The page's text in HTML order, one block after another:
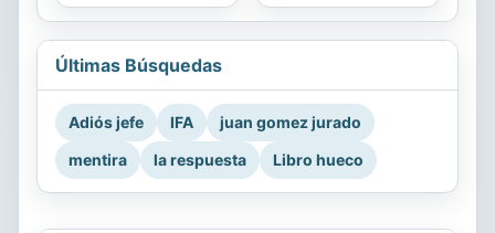
Últimas Búsquedas
Adiós jefe IFA
juan gomez jurado
mentira
la respuesta Libro hueco